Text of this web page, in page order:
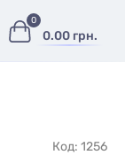
0.00 грн.
0
Код: 1256